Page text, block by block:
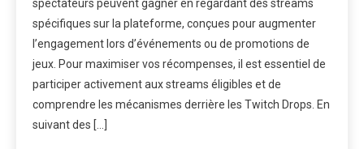
spectateurs peuvent gagner en regardant des streams
spécifiques sur la plateforme, conçues pour augmenter
l’engagement lors d’événements ou de promotions de
jeux. Pour maximiser vos récompenses, il est essentiel de
participer activement aux streams éligibles et de
comprendre les mécanismes derrière les Twitch Drops. En
suivant des […]